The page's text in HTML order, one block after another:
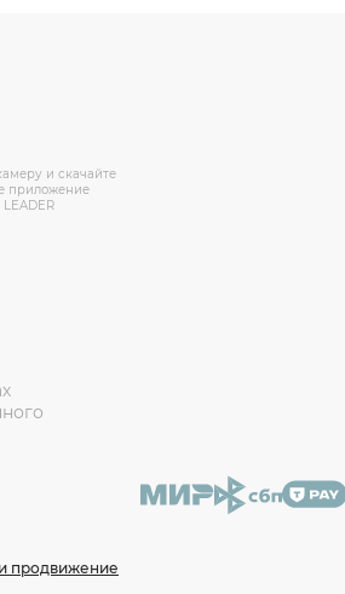
и скачайте
приложение
продвижение